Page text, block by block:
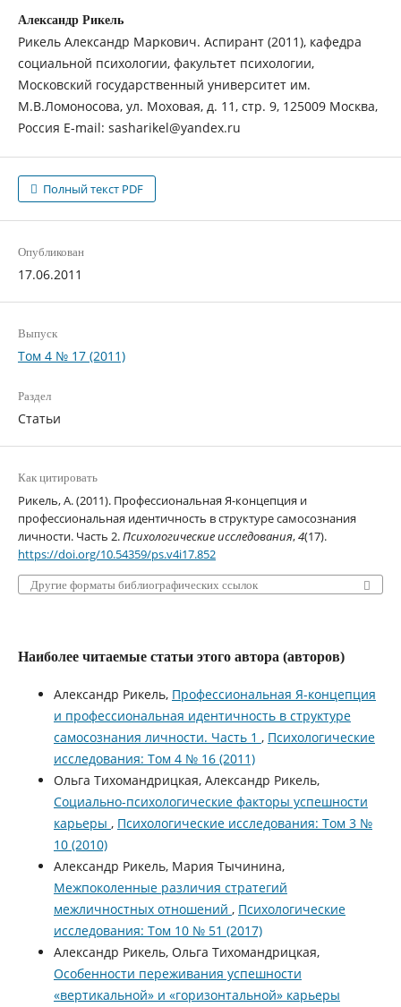
Александр Рикель
Рикель Александр Маркович. Аспирант (2011), кафедра
социальной психологии, факультет психологии,
Московский государственный университет им.
М.В.Ломоносова, ул. Моховая, д. 11, стр. 9, 125009 Москва,
Россия E-mail: sasharikel@yandex.ru
Полный текст PDF
Опубликован
17.06.2011
Выпуск
Том 4 № 17 (2011)
Раздел
Статьи
Как цитировать
Рикель, А. (2011). Профессиональная Я-концепция и
профессиональная идентичность в структуре самосознания
личности. Часть 2.Психологические исследования,4(17).
https://doi.org/10.54359/ps.v4i17.852
Другие форматы библиографических ссылок
Наиболее читаемые статьи этого автора (авторов)
Александр Рикель, Профессиональная Я-концепция
и профессиональная идентичность в структуре
самосознания личности. Часть 1 , Психологические
исследования: Том 4 № 16 (2011)
Ольга Тихомандрицкая, Александр Рикель,
Социально-психологические факторы успешности
карьеры , Психологические исследования: Том 3 №
10 (2010)
Александр Рикель, Мария Тычинина,
Межпоколенные различия стратегий
межличностных отношений , Психологические
исследования: Том 10 № 51 (2017)
Александр Рикель, Ольга Тихомандрицкая,
Особенности переживания успешности
«вертикальной» и «горизонтальной» карьеры